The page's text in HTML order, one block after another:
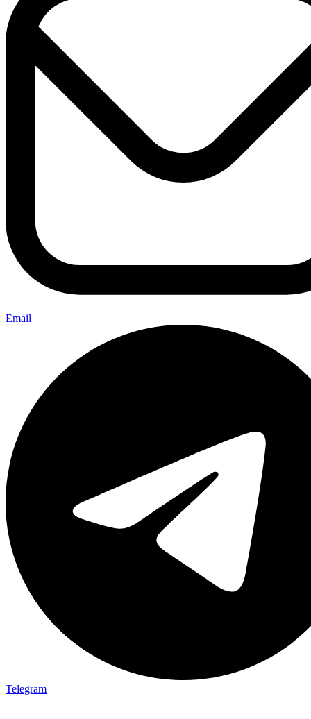
Email
Telegram